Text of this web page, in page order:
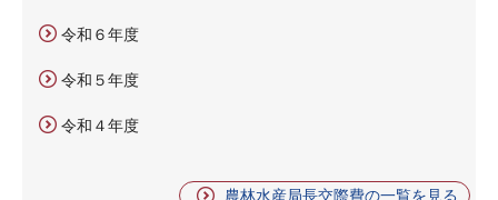
令和６年度
令和５年度
令和４年度
農林水産局長交際費の一覧を見る